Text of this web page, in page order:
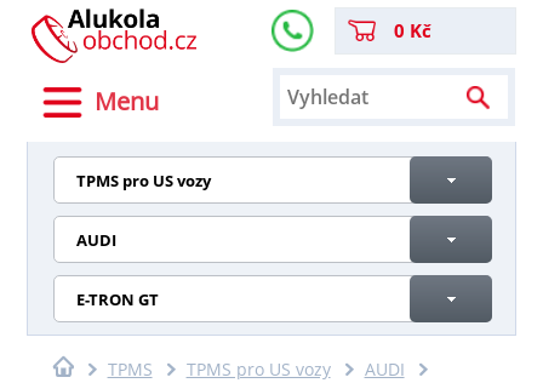
Menu
0 Kč
TPMS pro US vozy
AUDI
E-TRON GT
TPMS TPMS pro US vozy AUDI